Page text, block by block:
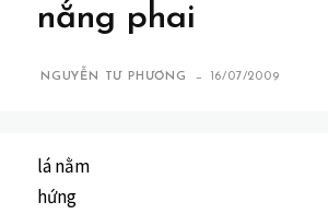
nắng phai
NGUYỄN TƯ PHƯƠNG - 16/07/2009
lá nằm
hứng